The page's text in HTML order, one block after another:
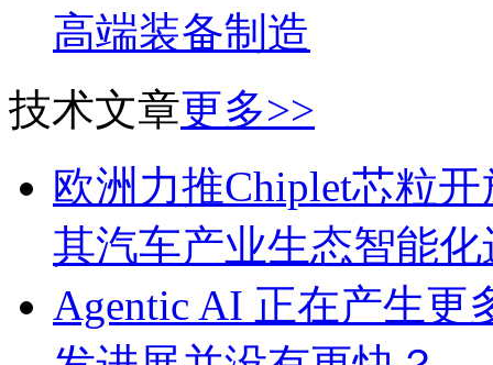
高端装备制造
技术文章更多>>
欧洲力推Chiplet芯粒
其汽车产业生态智能化
Agentic AI 正在产生更